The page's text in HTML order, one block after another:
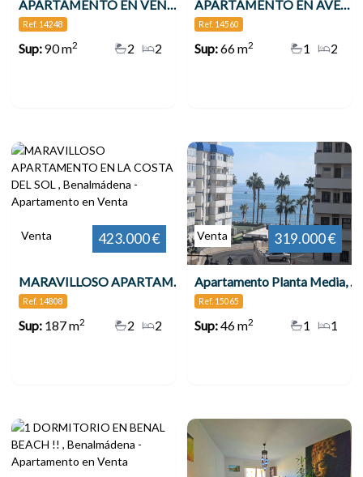
APARTAMENTO EN VENTA VENTA EN 2ª LÍNEA DE PLAYA EN BENALMÁDENA CON VISTAS AL MAR , Benalmádena
Ref. 14248
Sup:90 m2 2
2
APARTAMENTO EN AVENIDA DE LAS PALMERAS , Benalmádena
Ref. 14560
Sup:66 m2 2
1
Venta 423.000 €
MARAVILLOSO APARTAMENTO EN LA COSTA DEL SOL , Benalmádena
Ref. 14808
Sup:187 m2 2
2
Venta 319.000 €
Apartamento Planta Media, Benalmadena Costa
Ref. 15065
Sup:46 m2 1
1